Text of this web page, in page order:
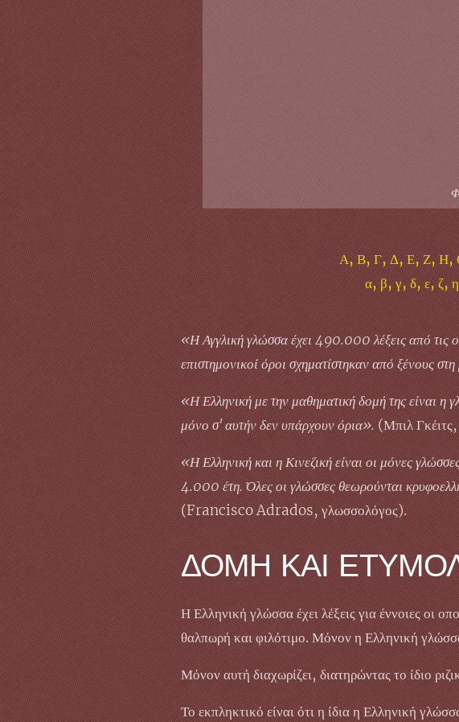
Α, Β, Γ, Δ, Ε, Ζ,
α, β, γ, δ, ε, ζ,
«Η Αγγλική γλώσσα έχει 490.000 λέξεις από τις
επιστημονικοί όροι σχηματίστηκαν από ξένους
«Η Ελληνική με την μαθηματική δομή της είναι η
μόνο σ' αυτήν δεν υπάρχουν όρια».(Μπιλ
«Η Ελληνική και η Κινεζική είναι οι μόνες
4.000 έτη. Όλες οι γλώσσες θεωρούνται
(Francisco Adrados, γλωσσολόγος).
ΔΟΜΗ ΚΑΙ
Η Ελληνική γλώσσα έχει λέξεις για έννοιες οι
θαλπωρή και φιλότιμο. Μόνον η Ελληνική
Μόνον αυτή διαχωρίζει, διατηρώντας το ίδιο
Το εκπληκτικό είναι ότι η ίδια η Ελληνική